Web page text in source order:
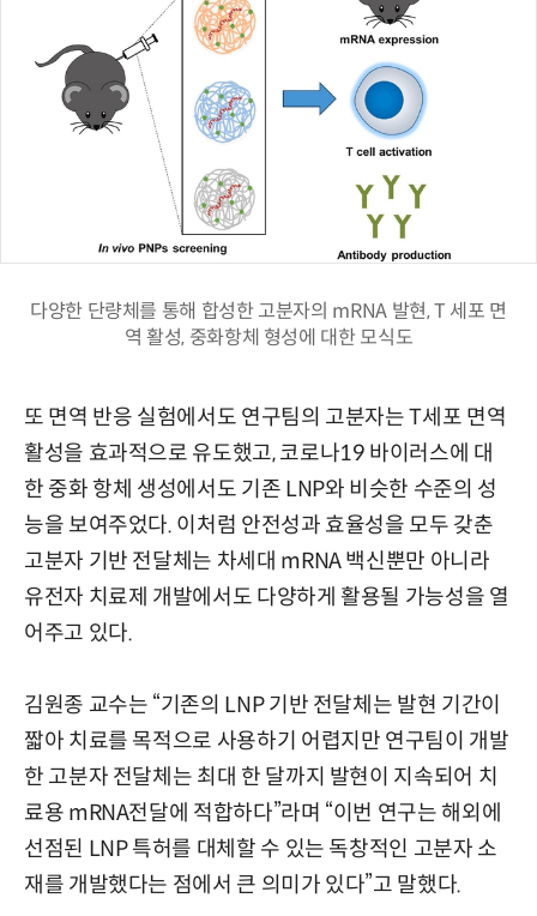
다양한 단량체를 통해 합성한 고분자의 mRNA 발현, T 세포 면
역 활성, 중화항체 형성에 대한 모식도
또 면역 반응 실험에서도 연구팀의 고분자는 T세포 면역
활성을 효과적으로 유도했고, 코로나19 바이러스에 대
한 중화 항체 생성에서도 기존 LNP와 비슷한 수준의 성
능을 보여주었다. 이처럼 안전성과 효율성을 모두 갖춘
고분자 기반 전달체는 차세대 mRNA 백신뿐만 아니라
유전자 치료제 개발에서도 다양하게 활용될 가능성을 열
어주고 있다.
김원종 교수는 “기존의 LNP 기반 전달체는 발현 기간이
짧아 치료를 목적으로 사용하기 어렵지만 연구팀이 개발
한 고분자 전달체는 최대 한 달까지 발현이 지속되어 치
료용 mRNA전달에 적합하다”라며 “이번 연구는 해외에
선점된 LNP 특허를 대체할 수 있는 독창적인 고분자 소
재를 개발했다는 점에서 큰 의미가 있다”고 말했다.